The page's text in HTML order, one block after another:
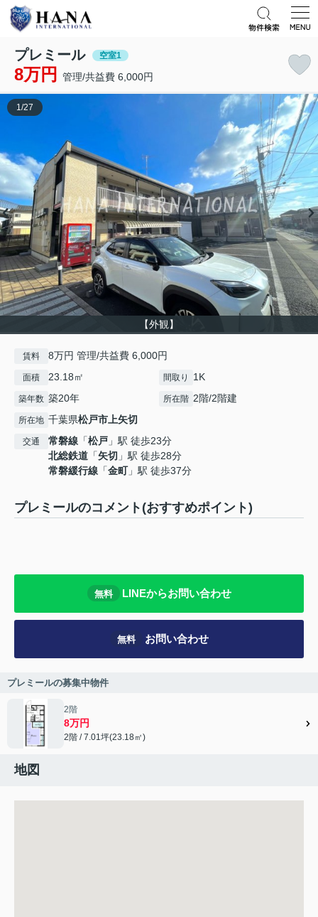
プレミール 空室1
8万円 管理/共益費 6,000円
【外観】
1/27
賃料 8万円 管理/共益費 6,000円
面積 23.18㎡ 間取り 1K
築年数 築20年 所在階 2階/2階建
所在地 千葉県松戸市 上矢切
交通 常磐線 「松戸 」駅 徒歩23分
北総鉄道 「矢切 」駅 徒歩28分
常磐緩行線 「金町」駅 徒歩37分
プレミールのコメント(おすすめポイント)
無料 LINEからお問い合わせ
無料 お問い合わせ
プレミールの募集中物件
2階
8万円
2階 / 7.01坪(23.18㎡)
地図